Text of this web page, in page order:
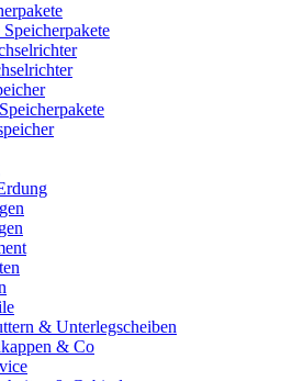
& Unterlegscheiben
& Co